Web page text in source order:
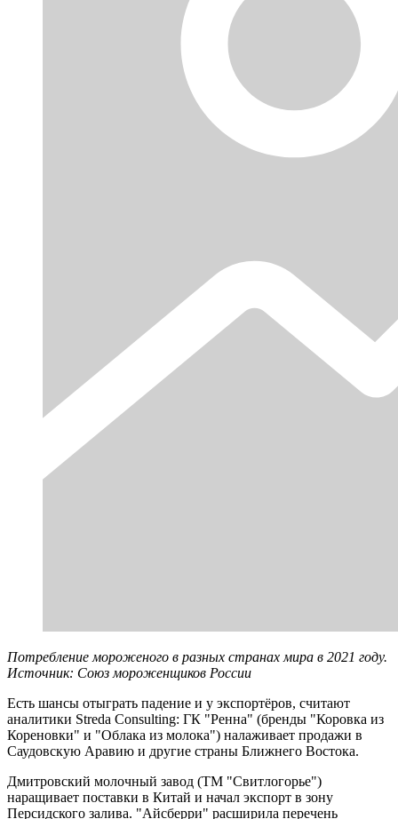
Потребление мороженого в разных странах мира в 2021 году.
Источник: Союз мороженщиков России
Есть шансы отыграть падение и у экспортёров, считают
аналитики Streda Consulting: ГК "Ренна" (бренды "Коровка из
Кореновки" и "Облака из молока") налаживает продажи в
Саудовскую Аравию и другие страны Ближнего Востока.
Дмитровский молочный завод (ТМ "Свитлогорье")
наращивает поставки в Китай и начал экспорт в зону
Персидского залива. "Айсберри" расширила перечень